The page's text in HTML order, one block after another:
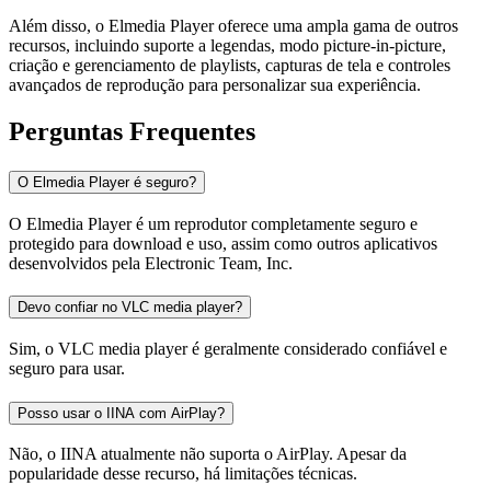
Além disso, o Elmedia Player oferece uma ampla gama de outros
recursos, incluindo suporte a legendas, modo picture-in-picture,
criação e gerenciamento de playlists, capturas de tela e controles
avançados de reprodução para personalizar sua experiência.
Perguntas Frequentes
O Elmedia Player é seguro?
O Elmedia Player é um reprodutor completamente seguro e
protegido para download e uso, assim como outros aplicativos
desenvolvidos pela Electronic Team, Inc.
Devo confiar no VLC media player?
Sim, o VLC media player é geralmente considerado confiável e
seguro para usar.
Posso usar o IINA com AirPlay?
Não, o IINA atualmente não suporta o AirPlay. Apesar da
popularidade desse recurso, há limitações técnicas.